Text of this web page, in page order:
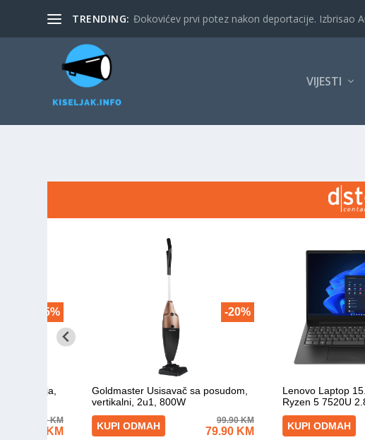
TRENDING: Đokovićev prvi potez nakon deportacije. Izbrisao
VIJESTI